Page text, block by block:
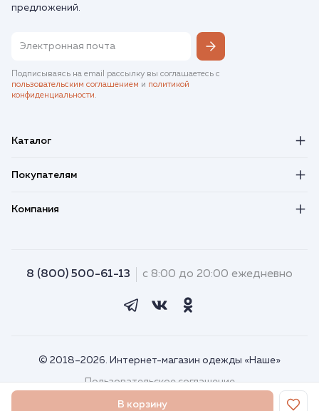
В корзину
предложений.
Подписываясь на email рассылку вы соглашаетесь с
пользовательским соглашением и политикой
конфиденциальности.
Каталог
Покупателям
Компания
8 (800) 500-61-13 с 8:00 до 20:00 ежедневно
© 2018–2026. Интернет-магазин одежды «Наше»
Пользовательское соглашение
Порядок использования Яндекс Метрики